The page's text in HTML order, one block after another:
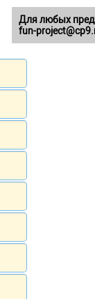
Для любых
fun-